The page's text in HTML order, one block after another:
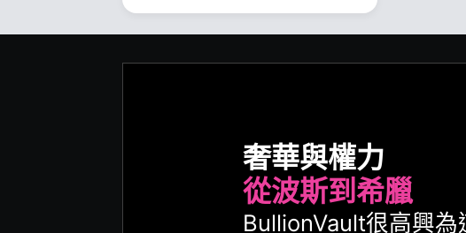
奢華與權力
從波斯到希臘
BullionVault很高興